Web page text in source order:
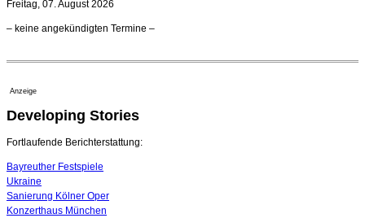
Festspiele
Quatuor Ebène wird mit Bremer Musikfest-Preis
ausgezeichnet
04. August 2026 - 13:30 Uhr
Freitag, 07. August 2026
– keine angekündigten Termine –
Anzeige
Developing Stories
Fortlaufende Berichterstattung:
Bayreuther Festspiele
Ukraine
Sanierung Kölner Oper
Konzerthaus München